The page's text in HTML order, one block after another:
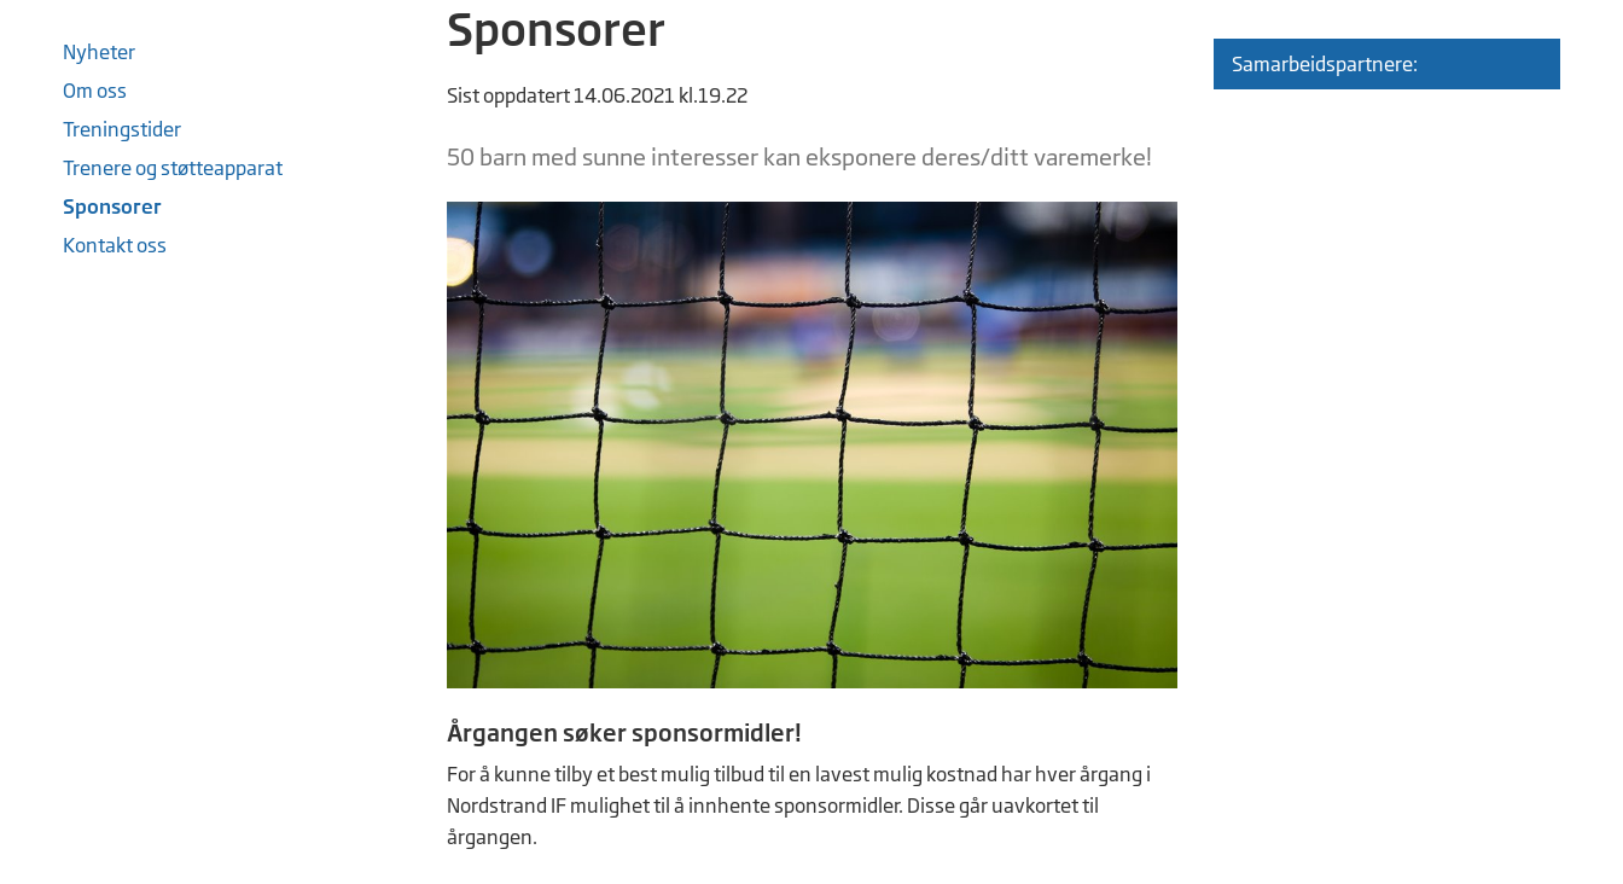
Nyheter
Om oss
Treningstider
Trenere og støtteapparat
Sponsorer
Kontakt oss
Sponsorer
Sist oppdatert 14.06.2021 kl.19.22
50 barn med sunne interesser kan eksponere deres/ditt varemerke!
Årgangen søker sponsormidler!
For å kunne tilby et best mulig tilbud til en lavest mulig kostnad har hver årgang i
Nordstrand IF mulighet til å innhente sponsormidler. Disse går uavkortet til
årgangen.
Samarbeidspartnere: